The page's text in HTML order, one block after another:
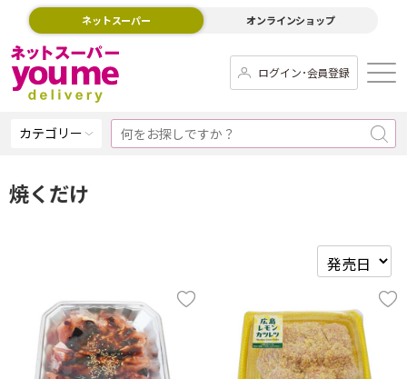
ネットスーパー オンラインショップ
ログイン･会員登録
カテゴリー
焼くだけ